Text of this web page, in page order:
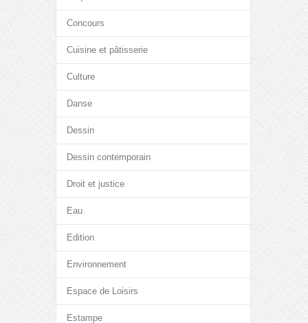
Concours
Cuisine et pâtisserie
Culture
Danse
Dessin
Dessin contemporain
Droit et justice
Eau
Edition
Environnement
Espace de Loisirs
Estampe